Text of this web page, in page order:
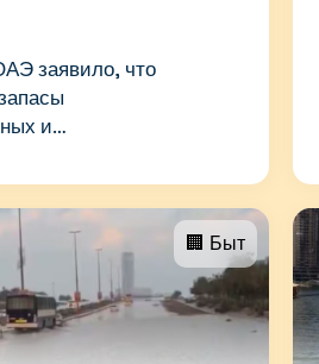
заявило, что
и
под контролем
🏢 Быт